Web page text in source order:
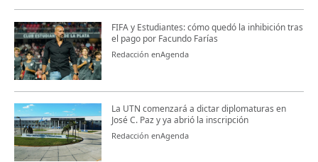
FIFA y Estudiantes: cómo quedó la inhibición tras
el pago por Facundo Farías
Redacción enAgenda
La UTN comenzará a dictar diplomaturas en
José C. Paz y ya abrió la inscripción
Redacción enAgenda